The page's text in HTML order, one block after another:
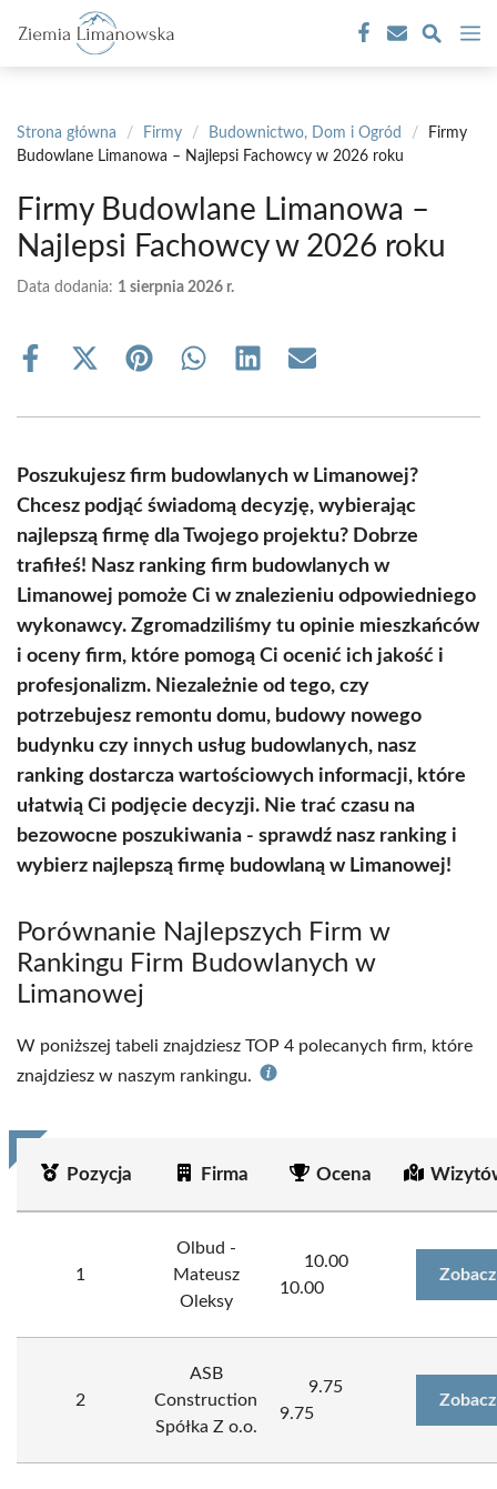
treści
Strona główna / Firmy / Budownictwo, Dom i Ogród /
Firmy
Budowlane Limanowa – Najlepsi Fachowcy w 2026 roku
Firmy Budowlane Limanowa –
Najlepsi Fachowcy w 2026 roku
Data dodania: 1 sierpnia 2026 r.
Share
Share
(Twitter)
Share Share Share Share
Poszukujesz firm budowlanych w Limanowej?
Chcesz podjąć świadomą decyzję, wybierając
najlepszą firmę dla Twojego projektu? Dobrze
trafiłeś! Nasz ranking firm budowlanych w
Limanowej pomoże Ci w znalezieniu odpowiedniego
wykonawcy. Zgromadziliśmy tu opinie mieszkańców
i oceny firm, które pomogą Ci ocenić ich jakość i
profesjonalizm. Niezależnie od tego, czy
potrzebujesz remontu domu, budowy nowego
budynku czy innych usług budowlanych, nasz
ranking dostarcza wartościowych informacji, które
ułatwią Ci podjęcie decyzji. Nie trać czasu na
bezowocne poszukiwania - sprawdź nasz ranking i
wybierz najlepszą firmę budowlaną w Limanowej!
Porównanie Najlepszych Firm w
Rankingu Firm Budowlanych w
Limanowej
W poniższej tabeli znajdziesz TOP 4 polecanych firm, które
znajdziesz w naszym rankingu.
Pozycja Firma Ocena
1
Olbud -
Mateusz
Oleksy
10.00
10.00
2
ASB
Construction
Spółka Z o.o.
9.75
9.75